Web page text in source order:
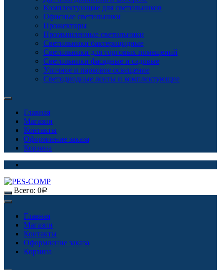
Комплектующие для светильников
Офисные светильники
Прожекторы
Промышленные светильники
Светильники бактерицидные
Светильники для торговых помещений
Светильники фасадные и садовые
Уличное и парковое освещение
Светодиодные ленты и комплектующие
Главная
Магазин
Контакты
Оформление заказа
Корзина
Всего: 0Р
Главная
Магазин
Контакты
Оформление заказа
Корзина